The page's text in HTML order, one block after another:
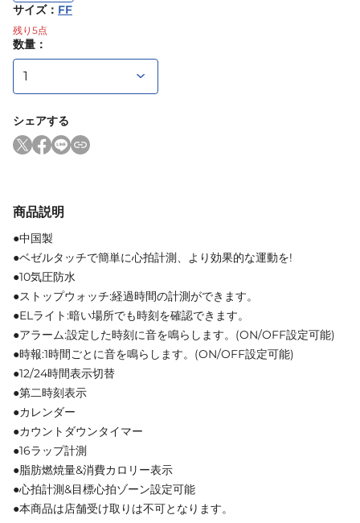
サイズ： FF
残り 5点
数量：
シェアする
商品説明
●中国製
●ベゼルタッチで簡単に心拍計測、より効果的な運動を!
●10気圧防水
●ストップウォッチ:経過時間の計測ができます。
●ELライト:暗い場所でも時刻を確認できます。
●アラーム:設定した時刻に音を鳴らします。(ON/OFF設定可能)
●時報:1時間ごとに音を鳴らします。(ON/OFF設定可能)
●12/24時間表示切替
●第二時刻表示
●カレンダー
●カウントダウンタイマー
●16ラップ計測
●脂肪燃焼量&消費カロリー表示
●心拍計測&目標心拍ゾーン設定可能
●本商品は店舗受け取りは不可となります。